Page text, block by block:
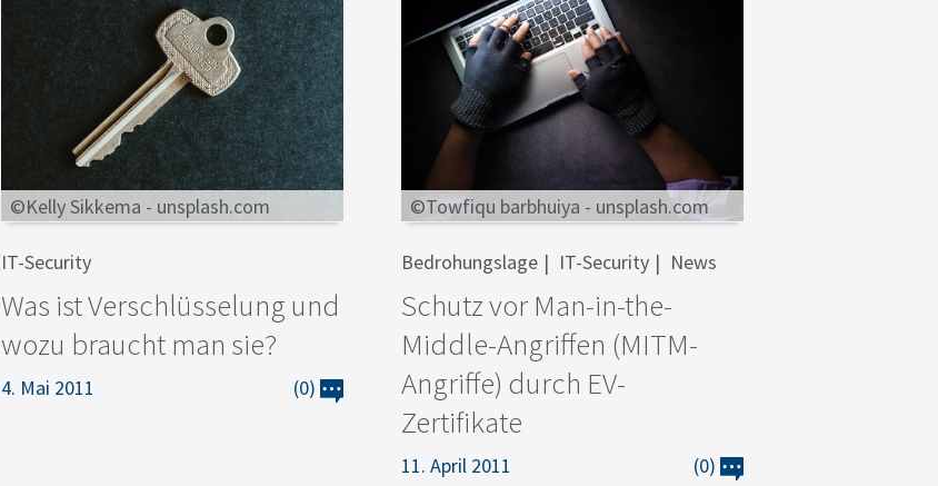
©Kelly Sikkema - unsplash.com
IT-Security
Was ist Verschlüsselung und
wozu braucht man sie?
4. Mai 2011 (0)
©Towfiqu barbhuiya - unsplash.com
Bedrohungslage IT-Security News
Schutz vor Man-in-the-
Middle-Angriffen (MITM-
Angriffe) durch EV-
Zertifikate
11. April 2011 (0)